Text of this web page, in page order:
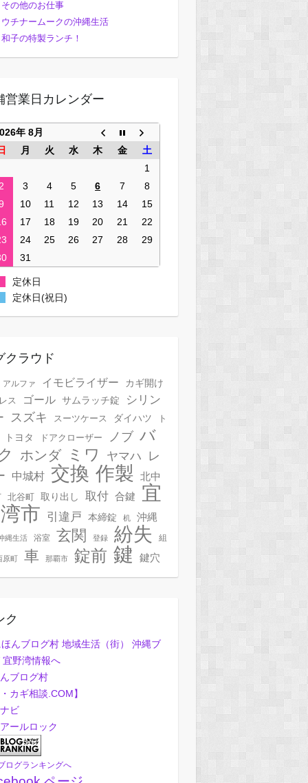
その他のお仕事
ウチナームークの沖縄生活
和子の特製ランチ！
営業日カレンダー
年 8月
月 火 水 木 金
土
1
3 4 5 6 7
8
10 11 12 13 14
15
17 18 19 20 21
22
24 25 26 27 28
29
31
定休日
定休日(祝日)
クラウド
アルファ イモビライザー
カギ開け
ス
ゴール サムラッチ錠
シリン
スズキ スーツケース ダイハツ ト
トヨタ ドアクローザー ノブ バ
ホンダ ミワ ヤマハ
レ
中城村 交換 作製
北中
北谷町 取り出し 取付 合鍵
宜
市 引違戸 本締錠 机 沖縄
縄生活 浴室 玄関 登録 紛失 組
原町 車 那覇市 錠前 鍵 鍵穴
ク
ブログ村
カギ相談.COM】
ビ
ールロック
ログランキングへ